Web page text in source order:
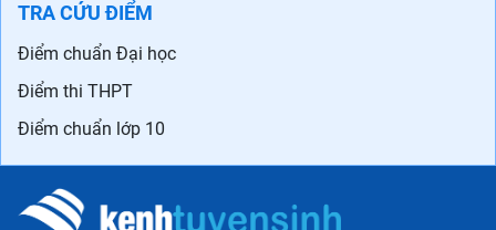
TRA CỨU ĐIỂM
Điểm chuẩn Đại học
Điểm thi THPT
Điểm chuẩn lớp 10